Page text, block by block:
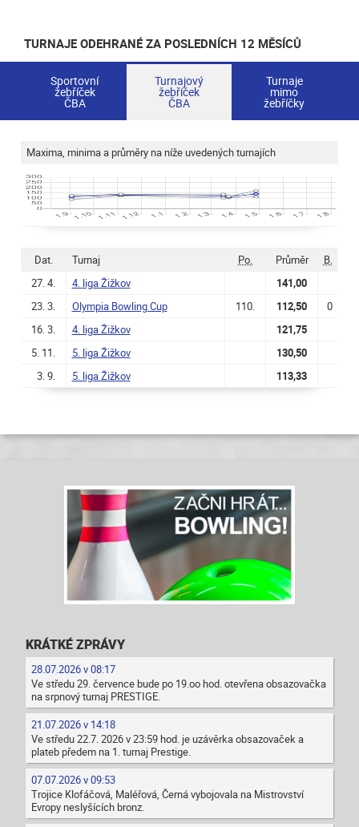
TURNAJE ODEHRANÉ ZA POSLEDNÍCH 12 MĚSÍCŮ
Sportovní
žebříček
ČBA
Turnajový
žebříček
ČBA
Turnaje
mimo
žebříčky
Maxima, minima a průměry na níže uvedených turnajích
Dat. Turnaj Po. Průměr
B.
27. 4.
4. liga Žižkov
141,00
23. 3.
Olympia Bowling Cup 110. 112,50
0
16. 3.
4. liga Žižkov
121,75
5. 11.
5. liga Žižkov
130,50
3. 9.
5. liga Žižkov 113,33
KRÁTKÉ ZPRÁVY
28.07.2026 v 08:17
Ve středu 29. července bude po 19.oo hod. otevřena obsazovačka
na srpnový turnaj PRESTIGE.
21.07.2026 v 14:18
Ve středu 22.7. 2026 v 23:59 hod. je uzávěrka obsazovaček a
plateb předem na 1. turnaj Prestige.
07.07.2026 v 09:53
Trojice Klofáčová, Maléřová, Černá vybojovala na Mistrovství
Evropy neslyšících bronz.